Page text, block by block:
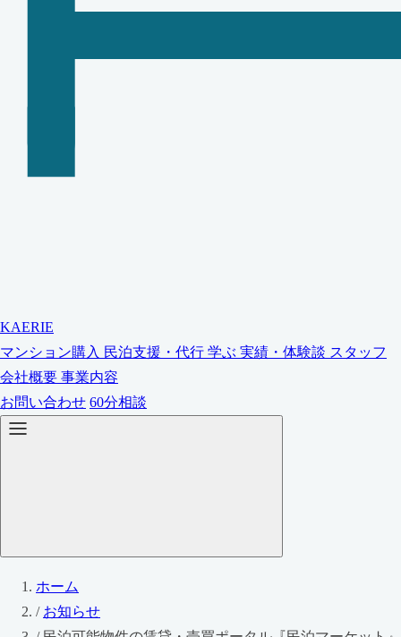
KAERIE
マンション購入 民泊支援・代行 学ぶ 実績・体験談 スタッフ
会社概要 事業内容
お問い合わせ 60分相談
ホーム
/ お知らせ